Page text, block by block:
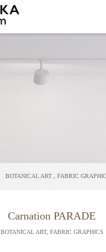
BOTANICAL ART ,FABRIC
Carnation PARADE
BOTANICAL ART, FABRIC GRAPHICS